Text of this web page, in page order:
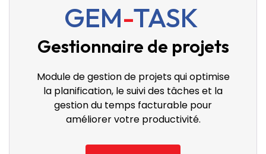
GEM-TASK
Gestionnaire de projets
Module de gestion de projets qui optimise
la planification, le suivi des tâches et la
gestion du temps facturable pour
améliorer votre productivité.